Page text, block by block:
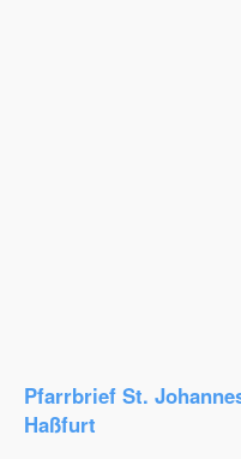
Pfarrbrief St.
Haßfurt